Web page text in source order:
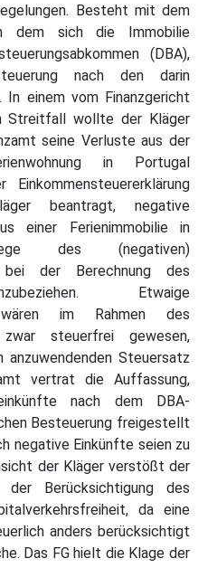
Besteht mit dem
dem sich die Immobilie
(DBA),
nach den darin
einem vom Finanzgericht
Streitfall wollte der Kläger
seine Verluste aus der
in Portugal
beantragt, negative
einer Ferienimmobilie in
des (negativen)
bei der Berechnung des
Etwaige
wären im Rahmen des
zwar steuerfrei gewesen,
Steuersatz
vertrat die Auffassung,
nach dem DBA-
Besteuerung freigestellt
negative Einkünfte seien zu
der Kläger verstößt der
der Berücksichtigung des
da eine
anders berücksichtigt
Das FG hielt die Klage der